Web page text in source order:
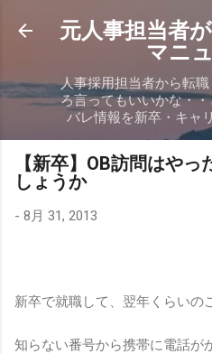
スキップしてメイ
元人事担当者
マニ
人事採用担当者から転
ろ言ってもいいかな・
バレ情報を新卒・キャ
【新卒】OB訪問はや
しょうか
- 8月 31, 2013
新卒で就職して、翌年くらいの
知らない番号から携帯に電話が